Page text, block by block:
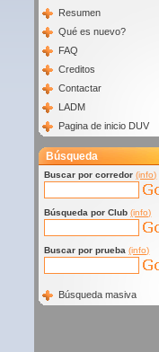
Resumen
Qué es nuevo?
FAQ
Creditos
Contactar
LADM
Pagina de inicio DUV
Búsqueda
Buscar por corredor (info)
Búsqueda por Club (info)
Buscar por prueba (info)
Búsqueda masiva